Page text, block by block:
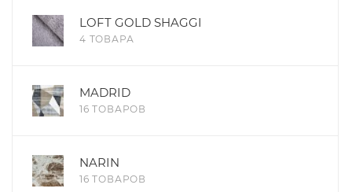
LOFT GOLD SHAGGI
4 ТОВАРА
MADRID
16 ТОВАРОВ
NARIN
16 ТОВАРОВ